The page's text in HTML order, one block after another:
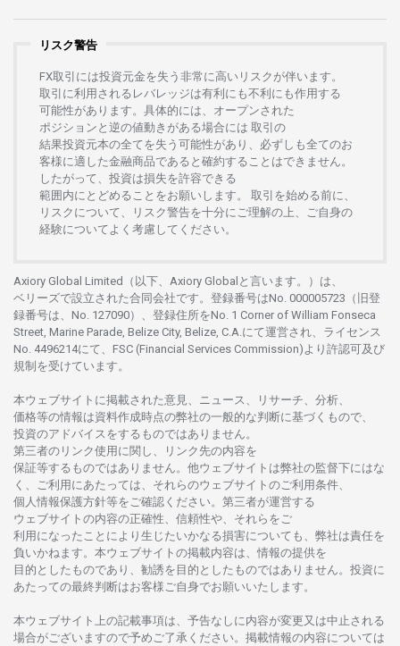
リスク警告
FX取引には投資元金を失う 非常に高い リスクが伴います。
取引に利用さ れる レバレッジは有利にも不利にも作用する
可能性があります。 具体的には、 オープンさ れた
ポジションと 逆の値動きがある場合には 取引の
結果投資元本の全てを失う 可能性があり、 必ずしも全てのお
客様に適した金融商品であると 確約することはできません。
したがって、 投資は損失を許容できる
範囲内にとどめることをお願いします。 取引を始める前に、
リスクについて、
リスク警告を十分にご理解の上、 ご自身の
経験についてよく 考慮してください。
Axiory Global Limited（以下、Axiory Globalと言います。）は、
ベリーズで設立さ れた合同会社です。 登録番号はNo. 000005723（旧登
録番号は、No. 127090）、 登録住所をNo. 1 Corner of William Fonseca
Street, Marine Parade, Belize City, Belize, C.A.にて運営さ れ、 ライセンス
No. 4496214にて、FSC (Financial Services Commission)より 許認可及び
規制を受けています。
本ウェブサイトに掲載さ れた意見、ニュース、リサーチ、分析、
価格等の情報は資料作成時点の弊社の一般的な判断に基づくもので、
投資のアドバイスをするものではありません。
第三者の リンク使用に関し、 リンク先の内容を
保証等するものではありません。 他ウェブサイトは弊社の監督下にはな
く、 ご利用にあたっては、 それらのウェブサイトのご利用条件、
個人情報保護方針等をご確認ください。 第三者が運営する
ウェブサイトの内容の正確性、信頼性や、それらをご
利用になったことにより 生じたいかなる損害についても、 弊社は責任を
負いかねます。 本ウェブサイトの掲載内容は、 情報の提供を
目的としたものであり、 勧誘を 目的としたものではありません。 投資に
あたっての最終判断はお客様ご自身でお願いいたします。
本ウェブサイト 上の記載事項は、 予告なしに内容が変更又は中止さ れる
場合がございますので予めご了承ください。 掲載情報の内容については